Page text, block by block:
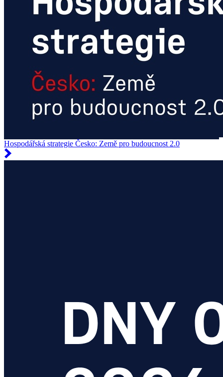
Hospodářská strategie Česko: Země pro budoucnost 2.0